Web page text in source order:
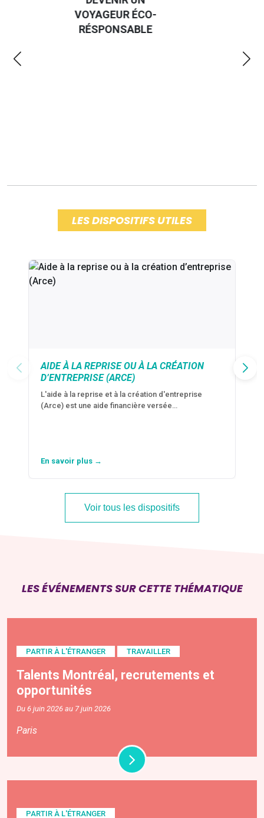
GUIDE DES
EMMERDES 2025
LES DISPOSITIFS UTILES
AIDE À LA REPRISE OU À LA CRÉATION
D’ENTREPRISE (ARCE)
L'aide à la reprise et à la création d'entreprise
(Arce) est une aide financière versée…
En savoir plus →
Voir tous les dispositifs
LES ÉVÉNEMENTS SUR CETTE THÉMATIQUE
PARTIR À L'ÉTRANGER TRAVAILLER
Talents Montréal, recrutements et
opportunités
Du 6 juin 2026 au 7 juin 2026
Paris
PARTIR À L'ÉTRANGER